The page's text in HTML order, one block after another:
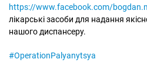
https://www.facebook.com/
лікарські засоби для надання
нашого диспансеру.
#OperationPalyanytsya